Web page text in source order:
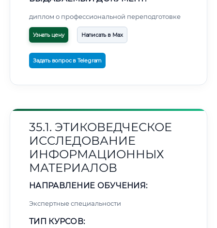
диплом о профессиональной переподготовке
Узнать цену Написать в Max
Задать вопрос в Telegram
35.1. ЭТИКОВЕДЧЕСКОЕ
ИССЛЕДОВАНИЕ
ИНФОРМАЦИОННЫХ
МАТЕРИАЛОВ
НАПРАВЛЕНИЕ ОБУЧЕНИЯ:
Экспертные специальности
ТИП КУРСОВ: